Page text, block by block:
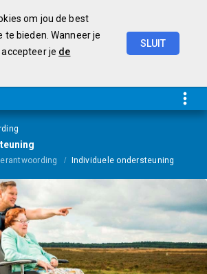
om jou de best
te bieden. Wanneer je
je de
SLUIT
Individuele ondersteuning